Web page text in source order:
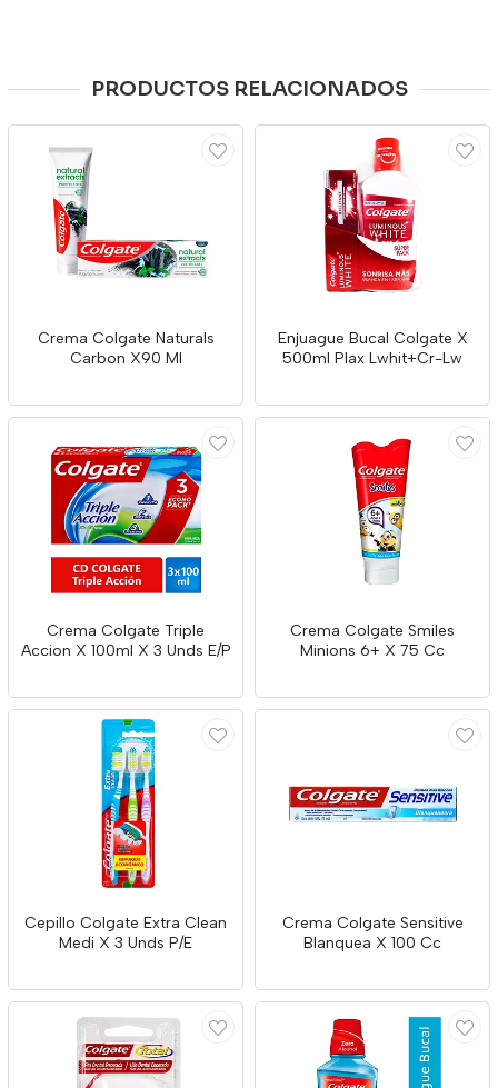
PRODUCTOS RELACIONADOS
Crema Colgate Naturals
Carbon X90 Ml
Enjuague Bucal Colgate X
500ml Plax Lwhit+Cr-Lw
Crema Colgate Triple
Accion X 100ml X 3 Unds E/P
Crema Colgate Smiles
Minions 6+ X 75 Cc
Cepillo Colgate Extra Clean
Medi X 3 Unds P/E
Crema Colgate Sensitive
Blanquea X 100 Cc